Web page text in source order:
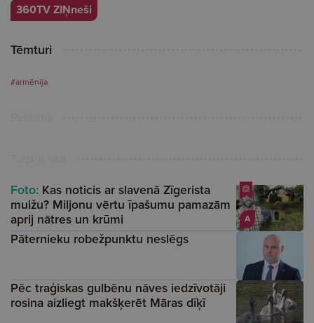
360TV ZIŅneši
Tēmturi
#armēnija
A
Foto: Kas noticis ar slavenā Zīgerista
muižu? Miljonu vērtu īpašumu pamazām
aprij nātres un krūmi
Pāternieku robežpunktu neslēgs
Pēc traģiskas gulbēnu nāves iedzīvotāji
rosina aizliegt makšķerēt Māras dīķī